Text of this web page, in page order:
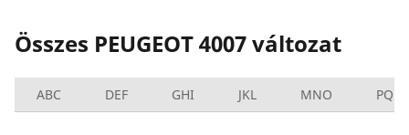
Összes PEUGEOT 4007 változat
ABC DEF GHI JKL MNO PQRS